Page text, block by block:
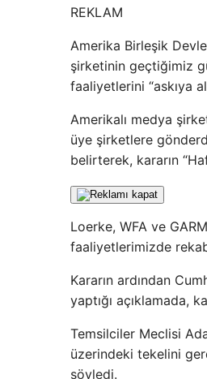
REKLAM
Amerika Birleşik
şirketinin geçtiğimiz
faaliyetlerini “askıya
Amerikalı medya
üye şirketlere
belirterek, kararın
Loerke, WFA ve
faaliyetlerimizde
Kararın ardından
yaptığı açıklamada,
Temsilciler Meclisi
üzerindeki tekelini
söyledi.